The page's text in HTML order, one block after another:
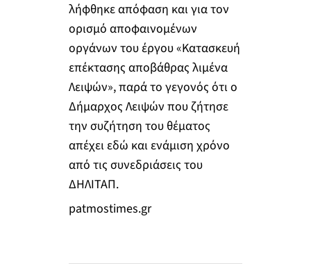
λήφθηκε απόφαση και για τον
ορισμό αποφαινομένων
οργάνων του έργου «Κατασκευή
επέκτασης αποβάθρας λιμένα
Λειψών», παρά το γεγονός ότι ο
Δήμαρχος Λειψών που ζήτησε
την συζήτηση του θέματος
απέχει εδώ και ενάμιση χρόνο
από τις συνεδριάσεις του
ΔΗΛΙΤΑΠ.
patmostimes.gr